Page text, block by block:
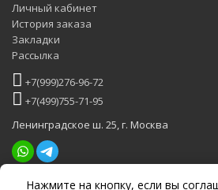
Нажмите на кнопку, если вы
Личный кабинет
История заказа
Закладки
Рассылка
+7(999)276-96-72
+7(499)755-71-95
Ленинградское ш. 25, г. Москва